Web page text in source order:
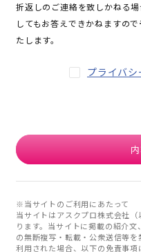
折返しのご連絡を致しかねる
してもお答えできかねますの
たします。
プライバ
※当サイトのご利用にあたって
当サイトはアスクプロ株式会社
ります。当サイトに掲載の紹介
の無断複写・転載・公衆送信等
利用された場合、以下の免責事項